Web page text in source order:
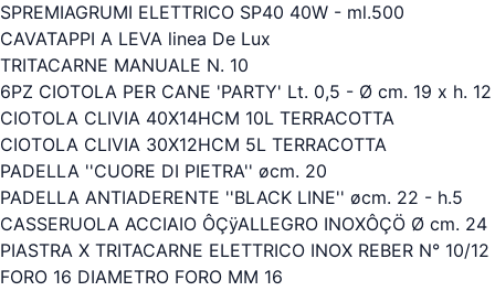
SPREMIAGRUMI ELETTRICO SP40 40W - ml.500
CAVATAPPI A LEVA linea De Lux
TRITACARNE MANUALE N. 10
6PZ CIOTOLA PER CANE 'PARTY' Lt. 0,5 - Ø cm. 19 x h. 12
CIOTOLA CLIVIA 40X14HCM 10L TERRACOTTA
CIOTOLA CLIVIA 30X12HCM 5L TERRACOTTA
PADELLA ''CUORE DI PIETRA'' øcm. 20
PADELLA ANTIADERENTE ''BLACK LINE'' øcm. 22 - h.5
CASSERUOLA ACCIAIO ÔÇÿALLEGRO INOXÔÇÖ Ø cm. 24
PIASTRA X TRITACARNE ELETTRICO INOX REBER N° 10/12
FORO 16 DIAMETRO FORO MM 16